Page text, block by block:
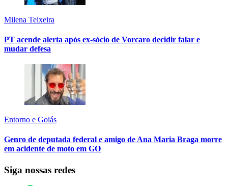
Milena Teixeira
PT acende alerta após ex-sócio de Vorcaro decidir falar e
mudar defesa
Entorno e Goiás
Genro de deputada federal e amigo de Ana Maria Braga morre
em acidente de moto em GO
Siga nossas redes